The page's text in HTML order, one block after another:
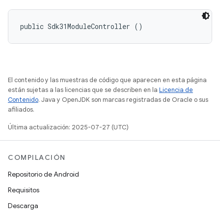
public Sdk31ModuleController ()
El contenido y las muestras de código que aparecen en esta página
están sujetas a las licencias que se describen en la Licencia de
Contenido. Java y OpenJDK son marcas registradas de Oracle o sus
afiliados.
Última actualización: 2025-07-27 (UTC)
COMPILACIÓN
Repositorio de Android
Requisitos
Descarga